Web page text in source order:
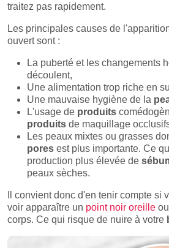
traitez pas rapidement.
Les principales causes de
ouvert sont :
La puberté et les changements
découlent,
Une alimentation trop riche en
Une mauvaise hygiène de la
L'usage de produits
produits de maquillage
Les peaux mixtes ou grasses
pores est plus importante. Ce
production plus élevée de
peaux sèches.
Il convient donc d'en tenir compte si
voir apparaître un point noir oreille
corps. Ce qui risque de nuire à votre